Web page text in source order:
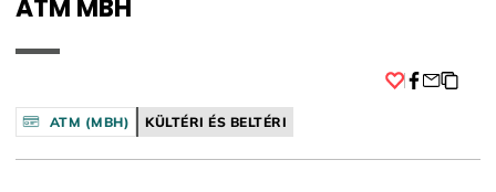
ATM MBH
ATM (MBH) KÜLTÉRI ÉS BELTÉRI